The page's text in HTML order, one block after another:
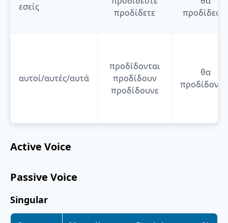
εσείς
προδίδετε
αυτοί/αυτές/αυτά
προδίδονται
προδίδουν
προδίδουνε
θα
Active Voice
Passive Voice
Singular